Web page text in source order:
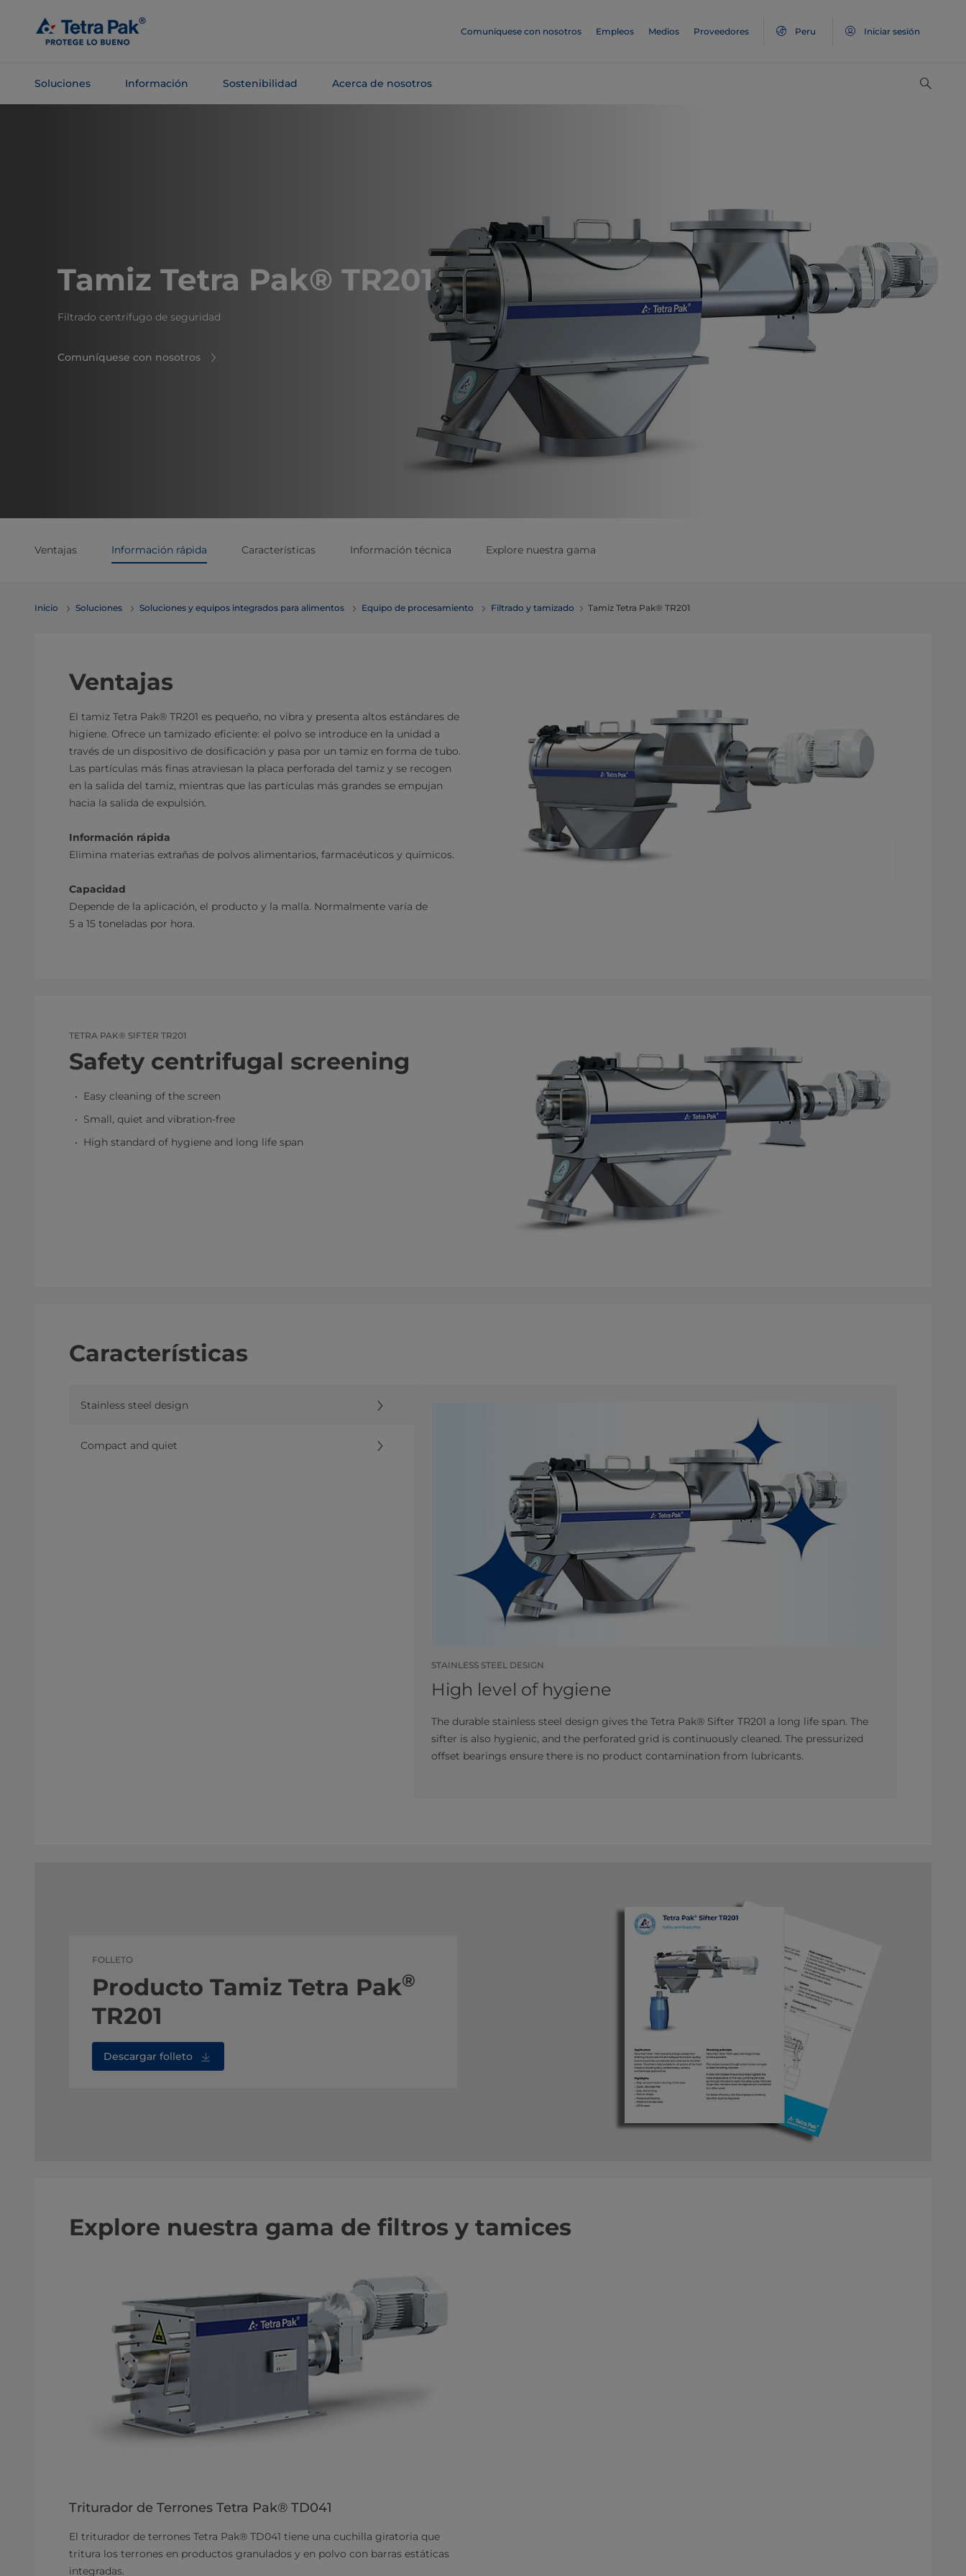
contenido
principal
Comuníquese con nosotros Empleos Medios Proveedores Peru Iniciar sesión
Soluciones Información Sostenibilidad Acerca de nosotros
Tamiz Tetra Pak® TR201
Filtrado centrífugo de seguridad
Comuníquese con nosotros
Ventajas Información rápida Características Información técnica Explore nuestra gama
Inicio Soluciones Soluciones y equipos integrados para alimentos Equipo de procesamiento Filtrado y tamizado Tamiz Tetra Pak® TR201
Ventajas
El tamiz Tetra Pak® TR201 es pequeño, no vibra y presenta altos estándares de
higiene. Ofrece un tamizado eficiente: el polvo se introduce en la unidad a
través de un dispositivo de dosificación y pasa por un tamiz en forma de tubo.
Las partículas más finas atraviesan la placa perforada del tamiz y se recogen
en la salida del tamiz, mientras que las partículas más grandes se empujan
hacia la salida de expulsión.
Información rápida
Elimina materias extrañas de polvos alimentarios, farmacéuticos y químicos.
Capacidad
Depende de la aplicación, el producto y la malla. Normalmente varía de
5 a 15 toneladas por hora.
TETRA PAK® SIFTER TR201
Safety centrifugal screening
Easy cleaning of the screen
Small, quiet and vibration-free
High standard of hygiene and long life span
Características
Stainless steel design
Compact and quiet
STAINLESS STEEL DESIGN
High level of hygiene
The durable stainless steel design gives the Tetra Pak® Sifter TR201 a long life span. The
sifter is also hygienic, and the perforated grid is continuously cleaned. The pressurized
offset bearings ensure there is no product contamination from lubricants.
FOLLETO
Producto Tamiz Tetra Pak®
TR201
Descargar folleto
Explore nuestra gama de filtros y tamices
Triturador de Terrones Tetra Pak® TD041
El triturador de terrones Tetra Pak® TD041 tiene una cuchilla giratoria que
tritura los terrones en productos granulados y en polvo con barras estáticas
integradas.